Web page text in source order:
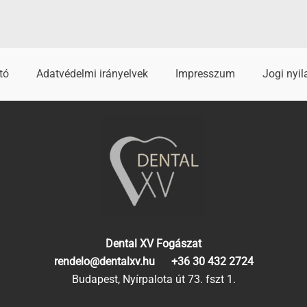
Adatvédelmi irányelvek Impresszum Jogi
Dental XV Fogászat
rendelo@dentalxv.hu +36 30 432 2724
Budapest, Nyírpalota út 73. fszt 1.